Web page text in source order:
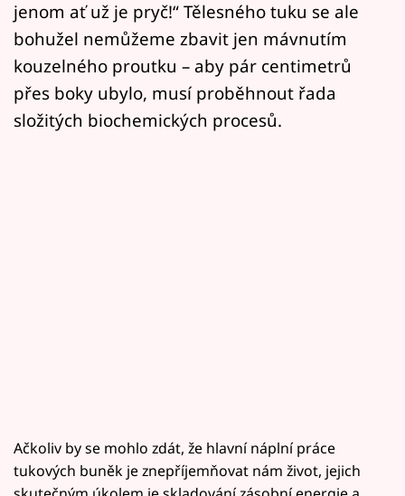
Přihlášení
Sledujte nás
jenom ať už je pryč!“ Tělesného tuku se ale
bohužel nemůžeme zbavit jen mávnutím
kouzelného proutku – aby pár centimetrů
přes boky ubylo, musí proběhnout řada
složitých biochemických procesů.
Ačkoliv by se mohlo zdát, že hlavní náplní práce
tukových buněk je znepříjemňovat nám život, jejich